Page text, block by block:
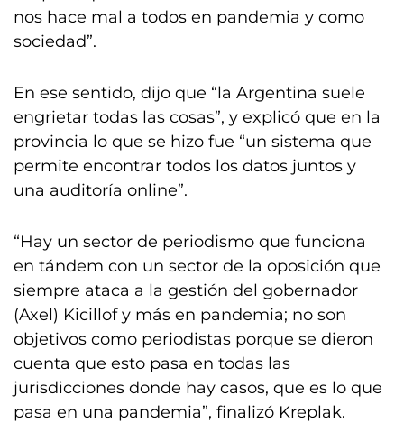
nos hace mal a todos en pandemia y como
sociedad”.
En ese sentido, dijo que “la Argentina suele
engrietar todas las cosas”, y explicó que en la
provincia lo que se hizo fue “un sistema que
permite encontrar todos los datos juntos y
una auditoría online”.
“Hay un sector de periodismo que funciona
en tándem con un sector de la oposición que
siempre ataca a la gestión del gobernador
(Axel) Kicillof y más en pandemia; no son
objetivos como periodistas porque se dieron
cuenta que esto pasa en todas las
jurisdicciones donde hay casos, que es lo que
pasa en una pandemia”, finalizó Kreplak.